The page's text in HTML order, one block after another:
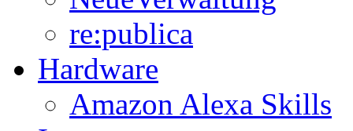
re:publica
Hardware
Amazon Alexa Skills